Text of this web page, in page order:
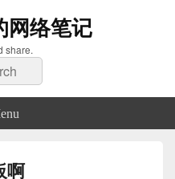
络笔记
share.
啊